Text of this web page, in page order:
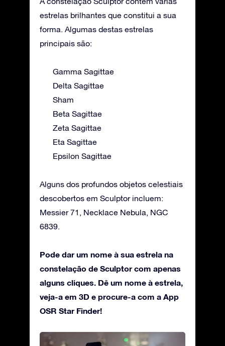
estrelas brilhantes que constitui a sua
forma. Algumas destas estrelas
principais são:
Gamma Sagittae
Delta Sagittae
Sham
Beta Sagittae
Zeta Sagittae
Eta Sagittae
Epsilon Sagittae
Alguns dos profundos objetos celestiais
descobertos em Sculptor incluem:
Messier 71, Necklace Nebula, NGC
6839.
Pode dar um nome à sua estrela na
constelação de Sculptor com apenas
alguns cliques. Dê um nome à estrela,
veja-a em 3D e procure-a com a App
OSR Star Finder!